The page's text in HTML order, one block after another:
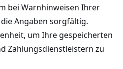
bei Warnhinweisen Ihrer
Angaben sorgfältig.
um Ihre gespeicherten
Zahlungsdienstleistern zu